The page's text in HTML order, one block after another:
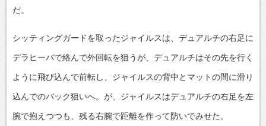
だ。
シッティングガードを取ったジャイルスは、デュアルチの右足に
デラヒーバで絡んで外回転を狙うが、デュアルチはその先を行く
ように飛び込んで前転し、ジャイルスの背中とマットの間に滑り
込んでのバック狙いへ。が、ジャイルスはデュアルチの右足を左
腕で抱えつつも、残る右腕で距離を作って防いでみせた。